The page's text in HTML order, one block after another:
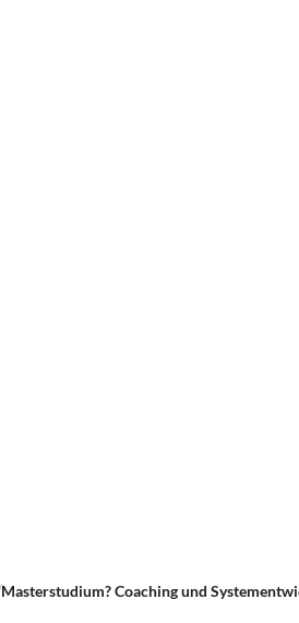
Masterstudium? Coaching und